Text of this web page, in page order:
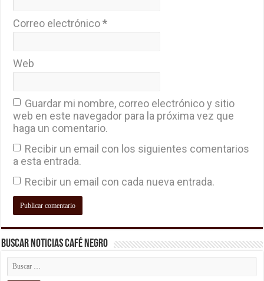
Correo electrónico*
Web
Guardar mi nombre, correo electrónico y sitio
web en este navegador para la próxima vez que
haga un comentario.
Recibir un email con los siguientes comentarios
a esta entrada.
Recibir un email con cada nueva entrada.
Buscar Noticias Café Negro